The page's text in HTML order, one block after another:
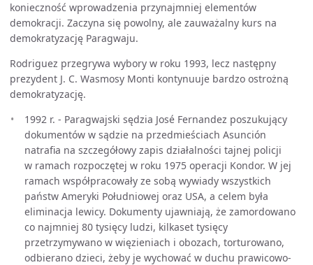
konieczność wprowadzenia przynajmniej elementów
demokracji. Zaczyna się powolny, ale zauważalny kurs na
demokratyzację Paragwaju.
Rodriguez przegrywa wybory w roku 1993, lecz następny
prezydent J. C. Wasmosy Monti kontynuuje bardzo ostrożną
demokratyzację.
1992 r. - Paragwajski sędzia José Fernandez poszukujący
dokumentów w sądzie na przedmieściach Asunción
natrafia na szczegółowy zapis działalności tajnej policji
w ramach rozpoczętej w roku 1975 operacji Kondor. W jej
ramach współpracowały ze sobą wywiady wszystkich
państw Ameryki Południowej oraz USA, a celem była
eliminacja lewicy. Dokumenty ujawniają, że zamordowano
co najmniej 80 tysięcy ludzi, kilkaset tysięcy
przetrzymywano w więzieniach i obozach, torturowano,
odbierano dzieci, żeby je wychować w duchu prawicowo-